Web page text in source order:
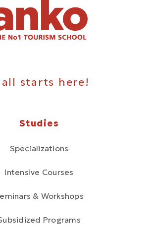
starts here!
Studies
Specializations
Intensive Courses
& Workshops
Programs